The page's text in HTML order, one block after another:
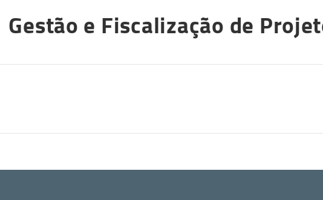
Gestão e Fiscalização de